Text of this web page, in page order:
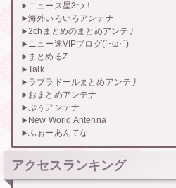
ニュース星3つ！
海外いろいろアンテナ
2chまとめのまとめアンテナ
ニュー速VIPブログ(`･ω･´)
まとめるZ
Talk
ラブラドールまとめアンテナ
おまとめアンテナ
ぷぅアンテナ
New World Antenna
ふぉーあんてな
アクセスランキング